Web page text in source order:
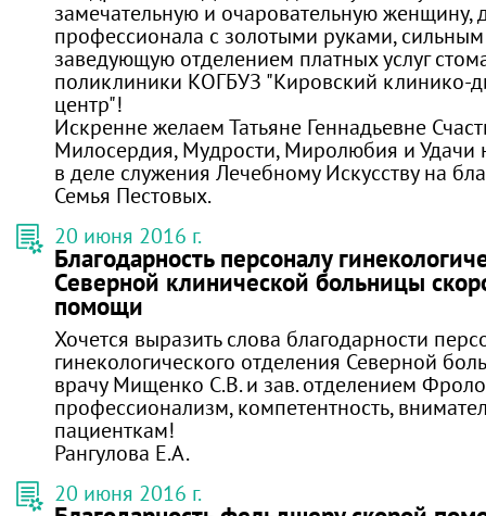
замечательную и очаровательную женщину,
профессионала с золотыми руками,
заведующую отделением платных услуг
поликлиники КОГБУЗ "Кировский клинико-
центр"!
Искренне желаем Татьяне Геннадьевне
Милосердия, Мудрости, Миролюбия и
в деле служения Лечебному Искусству на
Семья Пестовых.
20 июня 2016 г.
Благодарность персоналу
Северной клинической больницы
помощи
Хочется выразить слова благодарности
гинекологического отделения Северной
врачу Мищенко С.В. и зав. отделением
профессионализм, компетентность,
пациенткам!
Рангулова Е.А.
20 июня 2016 г.